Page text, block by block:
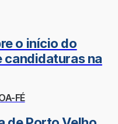
o início do
candidaturas na
FÉ